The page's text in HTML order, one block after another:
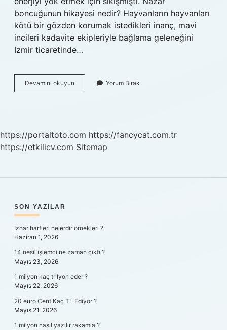
boncuğunun hikayesi nedir? Hayvanların hayvanları
kötü bir gözden korumak istedikleri inanç, mavi
incileri kadavite ekipleriyle bağlama geleneğini
Izmir ticaretinde…
Devamını okuyun
Boncuğu
Yorum Bırak
https://portaltoto.com https://fancycat.com.tr
https://etkilicv.com Sitemap
SIDEBAR
SON YAZILAR
Izhar harfleri nelerdir örnekleri ?
Haziran 1, 2026
14 nesil işlemci ne zaman çıktı ?
Mayıs 23, 2026
1 milyon kaç trilyon eder ?
Mayıs 22, 2026
20 euro Cent Kaç TL Ediyor ?
Mayıs 21, 2026
1 milyon nasıl yazılır rakamla ?